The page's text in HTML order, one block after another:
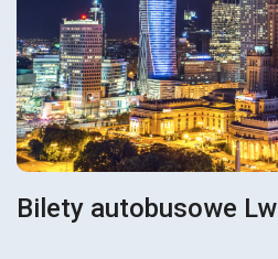
Bilety autobusowe